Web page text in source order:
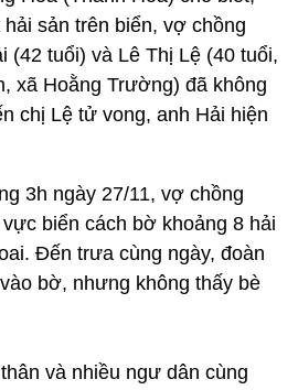
sản trên biển, vợ chồng
(42 tuổi) và Lê Thị Lệ (40 tuổi,
xã Hoằng Trường) đã không
chị Lệ tử vong, anh Hải hiện
3h ngày 27/11, vợ chồng
biển cách bờ khoảng 8 hải
Đến trưa cùng ngày, đoàn
bờ, nhưng không thấy bè
và nhiều ngư dân cùng